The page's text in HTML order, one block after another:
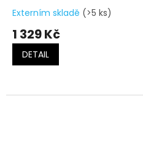
Externím skladě (>5 ks)
1 329 Kč
DETAIL